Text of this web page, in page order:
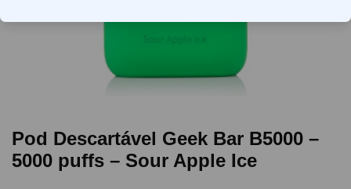
Pod Descartável Geek Bar B5000 –
5000 puffs – Sour Apple Ice